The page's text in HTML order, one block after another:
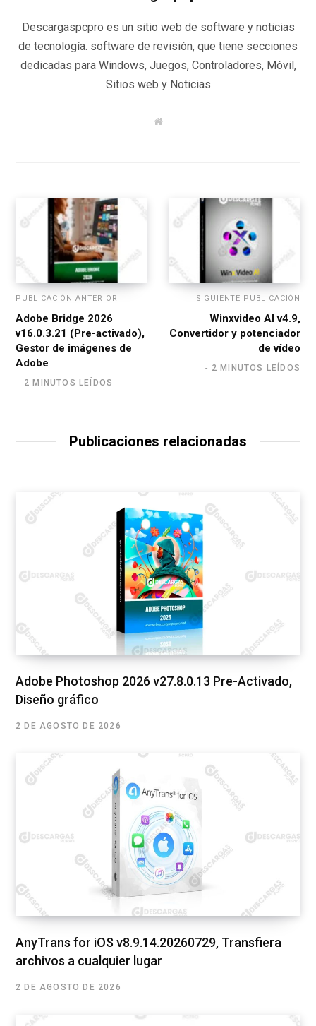
Descargaspcpro es un sitio web de software y noticias
de tecnología. software de revisión, que tiene secciones
dedicadas para Windows, Juegos, Controladores, Móvil,
Sitios web y Noticias
W
PUBLICACIÓN ANTERIOR
Adobe Bridge 2026
v16.0.3.21 (Pre-activado),
Gestor de imágenes de
Adobe
2 MINUTOS LEÍDOS
SIGUIENTE PUBLICACIÓN
Winxvideo AI v4.9,
Convertidor y potenciador
de vídeo
2 MINUTOS LEÍDOS
Publicaciones relacionadas
Adobe Photoshop 2026 v27.8.0.13 Pre-Activado,
Diseño gráfico
2 DE AGOSTO DE 2026
AnyTrans for iOS v8.9.14.20260729, Transfiera
archivos a cualquier lugar
2 DE AGOSTO DE 2026